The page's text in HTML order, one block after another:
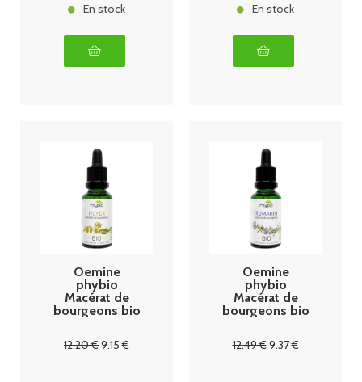
En stock En stock
Oemine
phybio
Macérat de
bourgeons bio
12.20€9.15 €
Oemine
phybio
Macérat de
bourgeons bio
12.49€9.37€